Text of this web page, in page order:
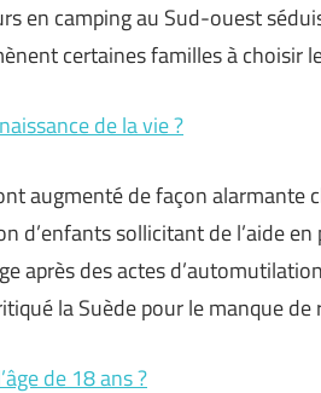
en camping au Sud-ouest
certaines familles à choisir
de la vie ?
augmenté de façon alarmante
d’enfants sollicitant de l’aide
après des actes
la Suède pour le manque
de 18 ans ?